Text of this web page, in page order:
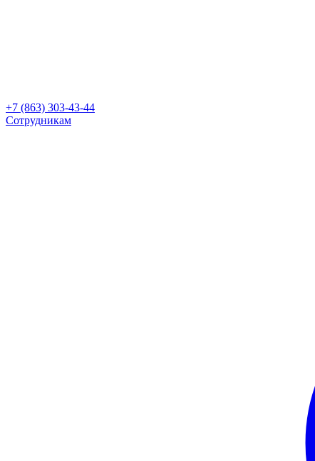
+7 (863) 303-43-44
Сотрудникам